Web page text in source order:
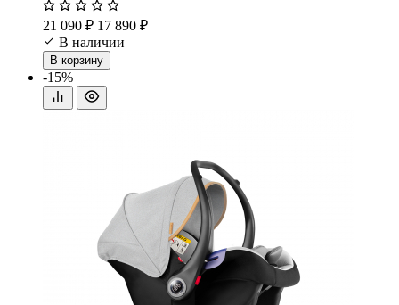
21 090 ₽ 17 890 ₽
В наличии
В корзину
-15%